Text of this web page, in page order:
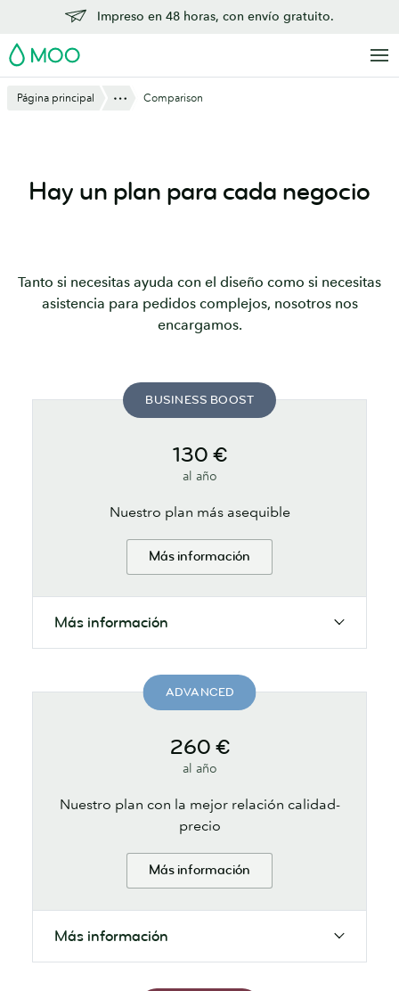
contenido
principal
Impreso en 48 horas, con envío gratuito.
MOO
Página principal Mostrar todo
Comparison
Hay un plan para cada negocio
Tanto si necesitas ayuda con el diseño como si necesitas
asistencia para pedidos complejos, nosotros nos
encargamos.
BUSINESS BOOST
130 €
al año
Nuestro plan más asequible
Más información
Más información
ADVANCED
260 €
al año
Nuestro plan con la mejor relación calidad-
precio
Más información
Más información